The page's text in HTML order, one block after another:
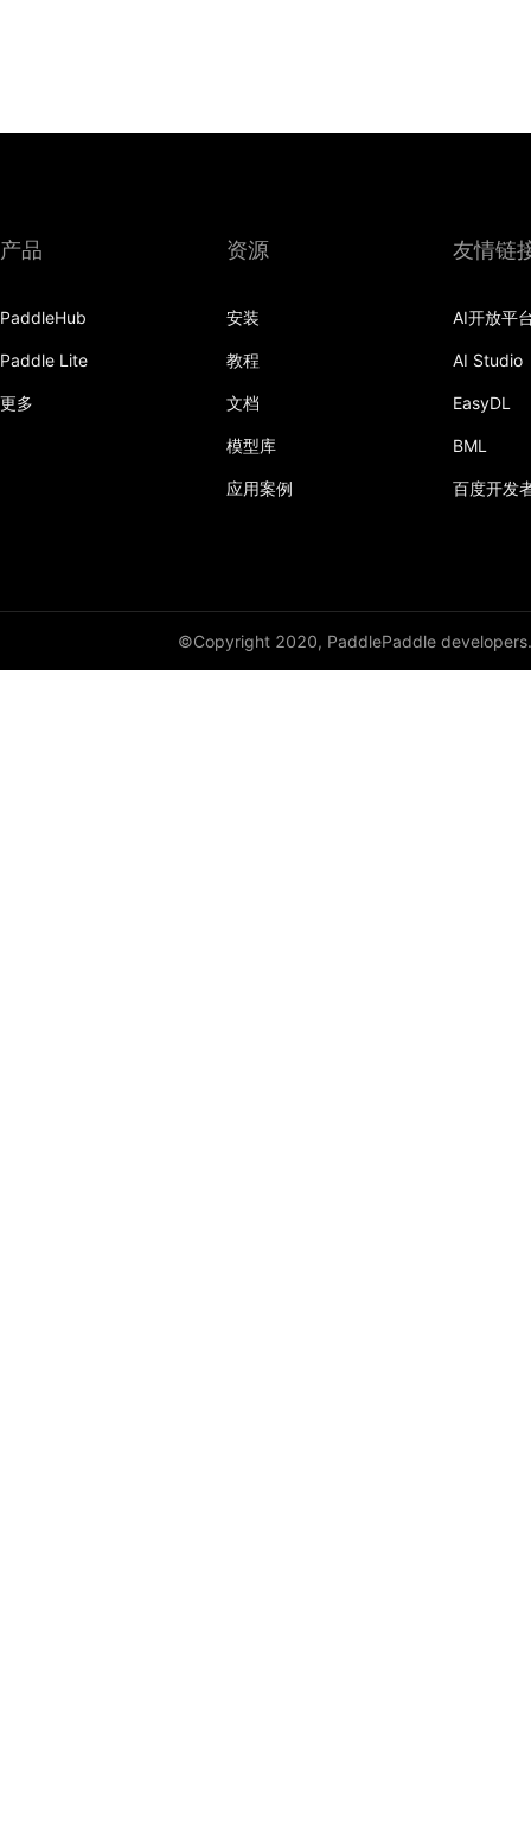
产品
PaddleHub
Paddle Lite
更多
资源
安装
教程
文档
模型库
应用案例
友情链
AI开放平
AI Studio
EasyDL
BML
百度开发
©Copyright 2020, PaddlePaddle developers.